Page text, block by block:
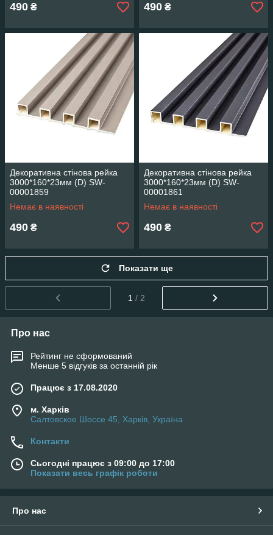
490 ₴ 490 ₴
Декоративна стінова рейка
3000*160*23мм (D) SW-
00001859
Немає в наявності
490 ₴
Декоративна стінова рейка
3000*160*23мм (D) SW-
00001861
Немає в наявності
490 ₴
Показати ще
1 / 2
Про нас
Рейтинг не сформований
Менше 5 відгуків за останній рік
Працює з 17.08.2020
м. Харків
Салтовское Шоссе 45, Харків, Україна
Контакти
Сьогодні працює з 09:00 до 17:00
Показати весь графік роботи
Про нас